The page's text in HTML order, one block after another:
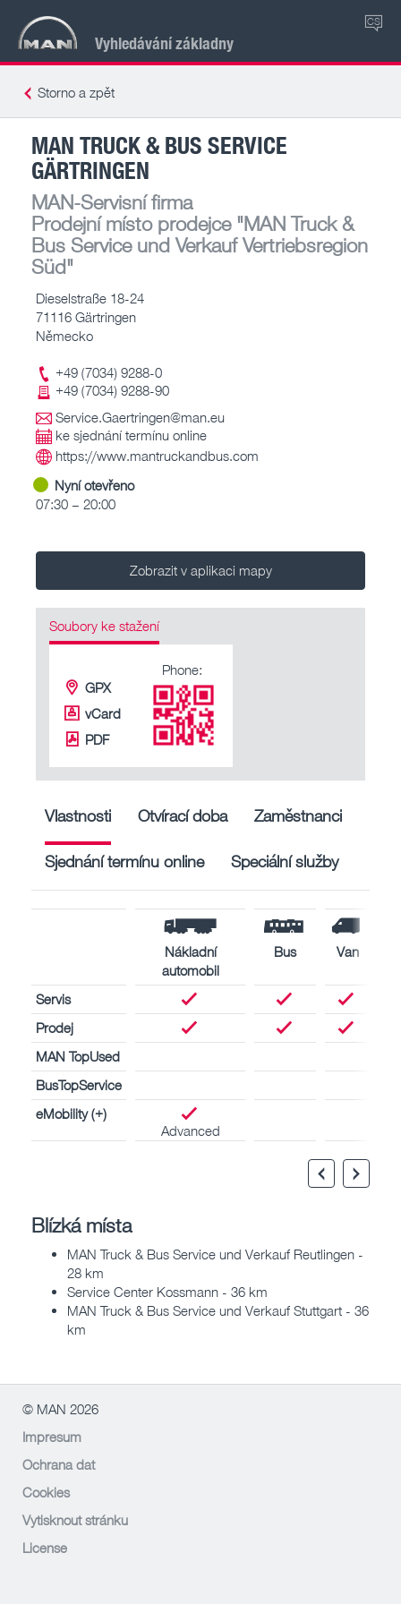
Vyhledávání základny
CS
Storno a zpět
MAN TRUCK & BUS SERVICE
GÄRTRINGEN
MAN-Servisní firma
Prodejní místo prodejce"MAN Truck &
Bus Service und Verkauf Vertriebsregion
Süd"
Dieselstraße 18-24
71116 Gärtringen
Německo
+49 (7034) 9288-0
+49 (7034) 9288-90
Service.Gaertringen@man.eu
ke sjednání termínu online
https://www.mantruckandbus.com
Nyní otevřeno
07:30 – 20:00
Zobrazit v aplikaci mapy
Soubory ke stažení
GPX
vCard
PDF
Phone:
Vlastnosti Otvírací doba Zaměstnanci
Sjednání termínu online Speciální služby
Nákladní
automobil
Bus Van
Servis
Prodej
MAN TopUsed
BusTopService
eMobility (+)
Advanced
Blízká místa
MAN Truck & Bus Service und Verkauf Reutlingen -
28 km
Service Center Kossmann - 36 km
MAN Truck & Bus Service und Verkauf Stuttgart - 36
km
© MAN 2026
Impresum
Ochrana dat
Cookies
Vytisknout stránku
License